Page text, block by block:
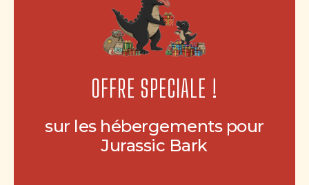
OFFRE SPECIALE !
sur les hébergements pour
Jurassic Bark